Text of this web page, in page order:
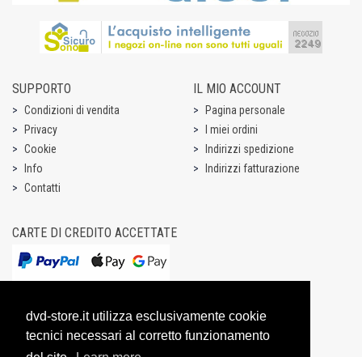
dvd-store.it utilizza esclusivamente cookie
tecnici necessari al corretto funzionamento
SUPPORTO
Condizioni di vendita
Privacy
Cookie
Info
Contatti
IL MIO ACCOUNT
Pagina personale
I miei ordini
Indirizzi spedizione
Indirizzi fatturazione
CARTE DI CREDITO ACCETTATE